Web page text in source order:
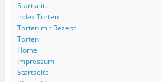
Startseite
Index Torten
Torten mit Rezept
Torten
Home
Impressum
Startseite